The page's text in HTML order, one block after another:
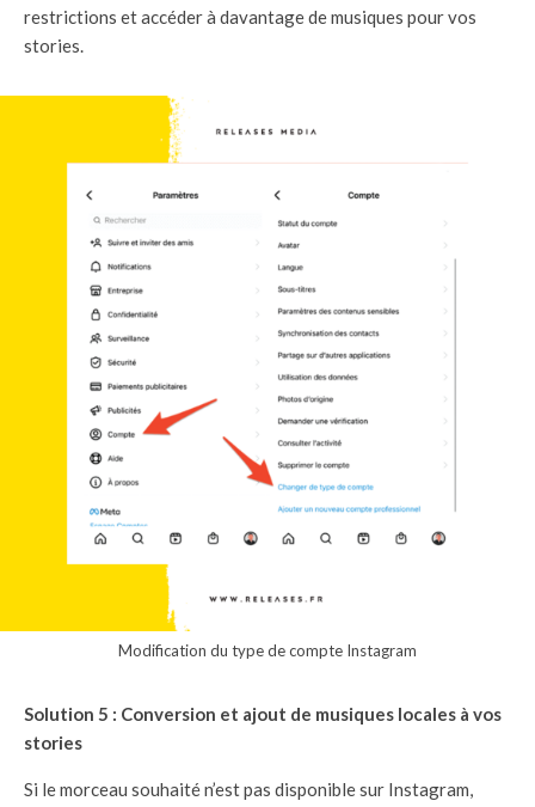
restrictions et accéder à davantage de musiques pour vos
stories.
Modification du type de compte Instagram
Solution 5 : Conversion et ajout de musiques locales à vos
stories
Si le morceau souhaité n’est pas disponible sur Instagram,